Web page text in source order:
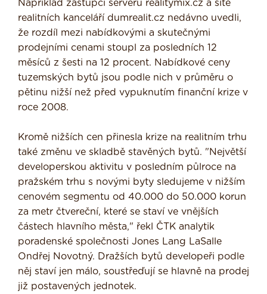
Například zástupci serveru realitymix.cz a sítě
realitních kanceláří dumrealit.cz nedávno uvedli,
že rozdíl mezi nabídkovými a skutečnými
prodejními cenami stoupl za posledních 12
měsíců z šesti na 12 procent. Nabídkové ceny
tuzemských bytů jsou podle nich v průměru o
pětinu nižší než před vypuknutím finanční krize v
roce 2008.
Kromě nižších cen přinesla krize na realitním trhu
také změnu ve skladbě stavěných bytů. "Největší
developerskou aktivitu v posledním půlroce na
pražském trhu s novými byty sledujeme v nižším
cenovém segmentu od 40.000 do 50.000 korun
za metr čtvereční, které se staví ve vnějších
částech hlavního města," řekl ČTK analytik
poradenské společnosti Jones Lang LaSalle
Ondřej Novotný. Dražších bytů developeři podle
něj staví jen málo, soustřeďují se hlavně na prodej
již postavených jednotek.